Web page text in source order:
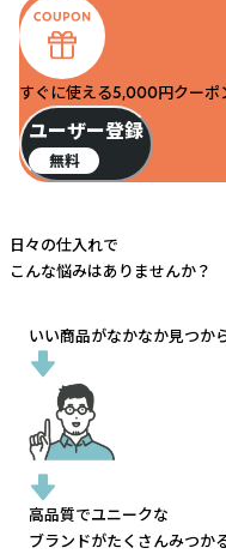
すぐに使える5,000円クーポ
ユーザー登録
無料
日々の仕入れで
こんな悩みはありませんか？
いい商品がなかなか見つか
高品質でユニークな
ブランドがたくさんみつか